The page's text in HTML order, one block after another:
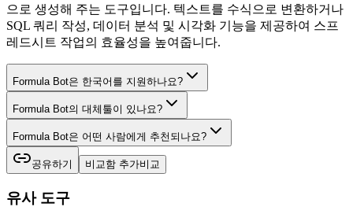
으로 생성해 주는 도구입니다. 텍스트를 수식으로 변환하거나
SQL 쿼리 작성, 데이터 분석 및 시각화 기능을 제공하여 스프
레드시트 작업의 효율성을 높여줍니다.
Formula Bot은 한국어를 지원하나요?
Formula Bot의 대체툴이 있나요?
Formula Bot은 어떤 사람에게 추천되나요?
공유하기 비교함 추가비교
유사 도구